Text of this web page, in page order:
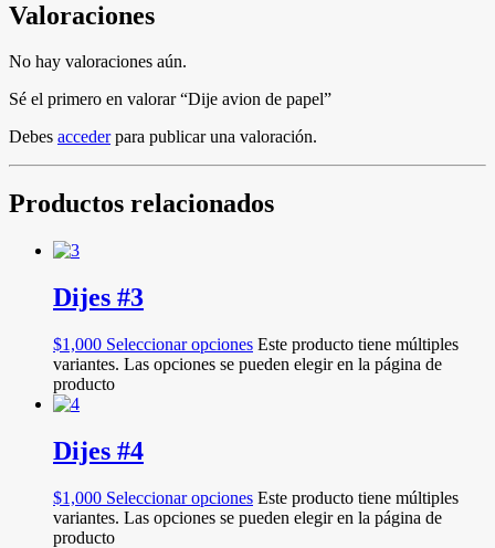
Valoraciones
No hay valoraciones aún.
Sé el primero en valorar “Dije avion de papel”
Debes accederpara publicar una valoración.
Productos relacionados
Dijes #3
$1,000 Seleccionar opciones Este producto tiene múltiples
variantes. Las opciones se pueden elegir en la página de
producto
Dijes #4
$1,000 Seleccionar opciones Este producto tiene múltiples
variantes. Las opciones se pueden elegir en la página de
producto